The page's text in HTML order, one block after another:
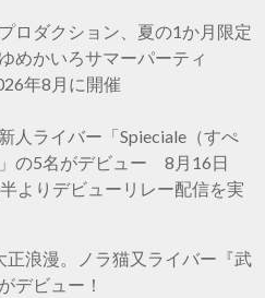
ロダクション、夏の1か月限定
めかいろサマーパーティ
年8月に開催
人ライバー「Spieciale（すぺ
の5名がデビュー 8月16日
半よりデビューリレー配信を実
正浪漫。ノラ猫又ライバー『武
デビュー！